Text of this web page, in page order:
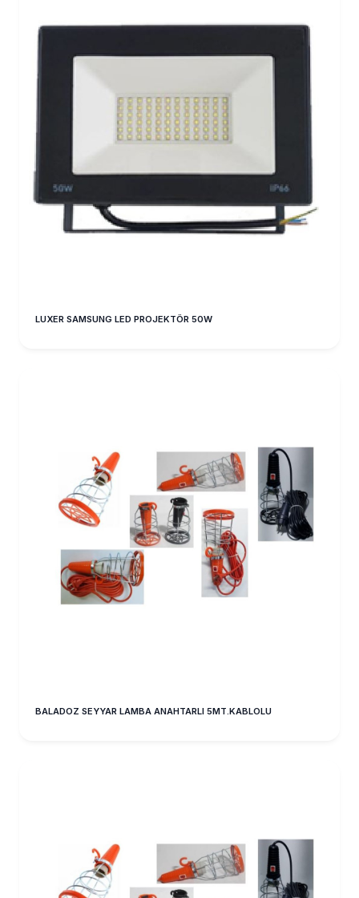
LUXER SAMSUNG LED PROJEKTÖR 50W
BALADOZ SEYYAR LAMBA ANAHTARLI 5MT.KABLOLU